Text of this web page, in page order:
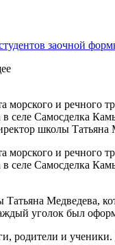
заочной
морского и
Самосделка
школы
морского и
Самосделка
Татьяна Медведева,
уголок был
родители и